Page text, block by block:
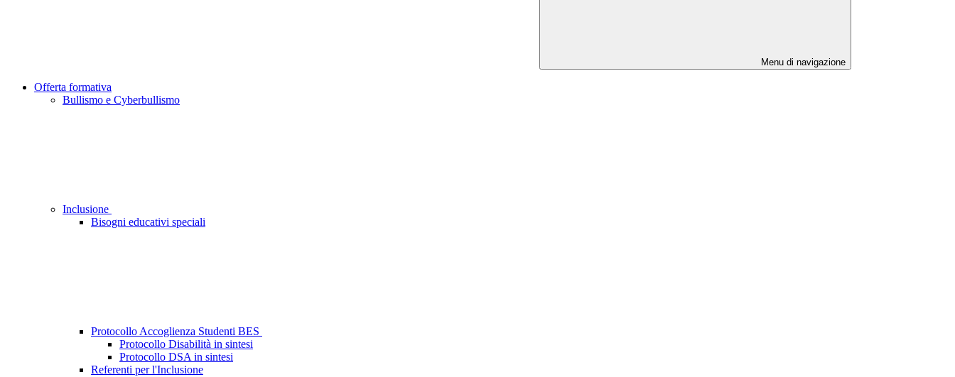
Menu di navigazione
Offerta formativa
Bullismo e Cyberbullismo
Inclusione
Bisogni educativi speciali
Protocollo Accoglienza Studenti BES
Protocollo Disabilità in sintesi
Protocollo DSA in sintesi
Referenti per l'Inclusione